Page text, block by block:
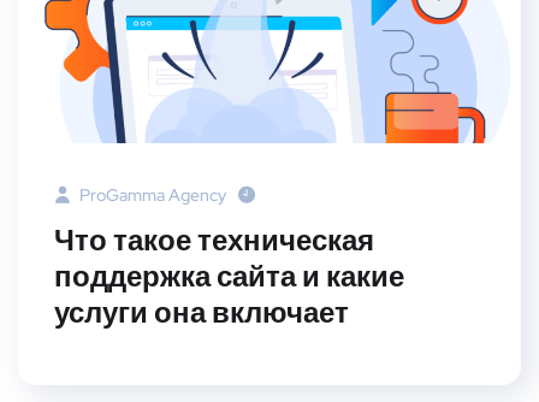
ProGamma Agency
Что такое техническая
поддержка сайта и какие
услуги она включает